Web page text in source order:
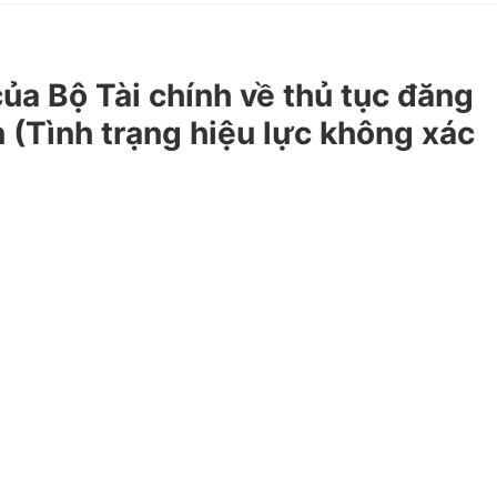
Bộ Tài chính về thủ tục đăng
(Tình trạng hiệu lực không xác